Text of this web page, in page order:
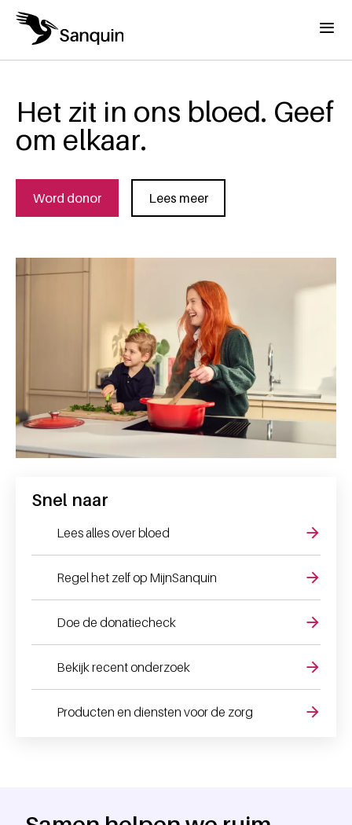
Overslaan en naar de inhoud gaan
Menu
Het zit in ons bloed. Geef
om elkaar.
Word donor Lees meer
Snel naar
Lees alles over bloed
Regel het zelf op MijnSanquin
Doe de donatiecheck
Bekijk recent onderzoek
Producten en diensten voor de zorg